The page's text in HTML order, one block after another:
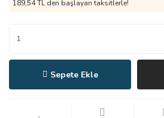
189,54 TL den başlayan taksitlerle!
Sepete Ekle